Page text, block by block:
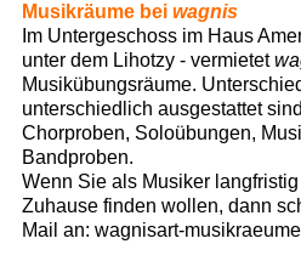
Musikräume bei wagnis
Im Untergeschoss im Haus
unter dem Lihotzy - vermietet
Musikübungsräume.
unterschiedlich ausgestattet
Chorproben, Soloübungen,
Bandproben.
Wenn Sie als Musiker
Zuhause finden wollen, dann
Mail an: wagnisart-